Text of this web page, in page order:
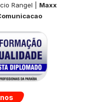
Rangel | Maxx